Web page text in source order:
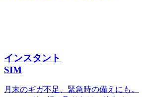
インスタント
SIM
月末のギガ不足、緊急時の備えにも。